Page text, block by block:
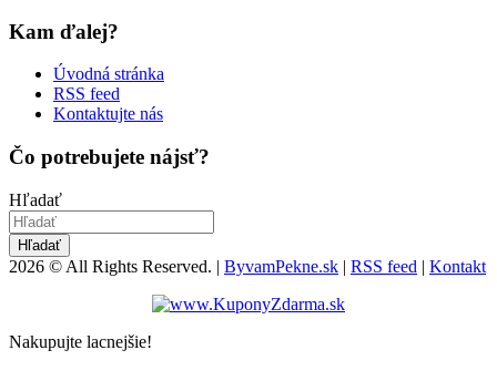
Kam ďalej?
Úvodná stránka
RSS feed
Kontaktujte nás
Čo potrebujete nájsť?
Hľadať
Hľadať
2026 © All Rights Reserved. | ByvamPekne.sk | RSS feed | Kontakt
Nakupujte lacnejšie!